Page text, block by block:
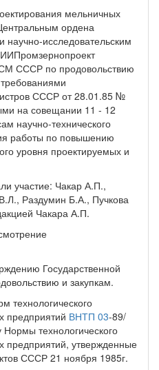
мельничных
ордена
научно-исследовательским
СССР по продовольствию
требованиями
СССР от 28.01.85 №
на совещании 11 - 12
научно-технического
работы по повышению
уровня проектируемых и
участие: Чакар А.П.,
Раздумин Б.А., Пучкова
Чакара А.П.
Государственной
и закупкам.
технологического
предприятий ВНТП 03-89/
технологического
предприятий, утвержденные
СССР 21 ноября 1985г.